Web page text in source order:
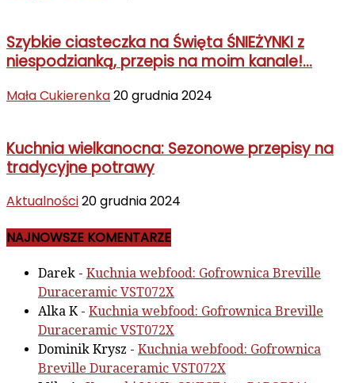
Szybkie ciasteczka na Święta ŚNIEŻYNKI z
niespodzianką, przepis na moim kanale!...
Mała Cukierenka20 grudnia 2024
Kuchnia wielkanocna: Sezonowe przepisy na
tradycyjne potrawy
Aktualności20 grudnia 2024
NAJNOWSZE KOMENTARZE
Darek - Kuchnia webfood: Gofrownica Breville
Duraceramic VST072X
Alka K- Kuchnia webfood: Gofrownica Breville
Duraceramic VST072X
Dominik Krysz - Kuchnia webfood: Gofrownica
Breville Duraceramic VST072X